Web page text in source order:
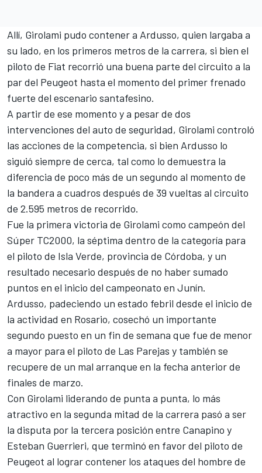
Allí, Girolami pudo contener a Ardusso, quien largaba a
su lado, en los primeros metros de la carrera, si bien el
piloto de Fiat recorrió una buena parte del circuito a la
par del Peugeot hasta el momento del primer frenado
fuerte del escenario santafesino.
A partir de ese momento y a pesar de dos
intervenciones del auto de seguridad, Girolami controló
las acciones de la competencia, si bien Ardusso lo
siguió siempre de cerca, tal como lo demuestra la
diferencia de poco más de un segundo al momento de
la bandera a cuadros después de 39 vueltas al circuito
de 2.595 metros de recorrido.
Fue la primera victoria de Girolami como campeón del
Súper TC2000, la séptima dentro de la categoría para
el piloto de Isla Verde, provincia de Córdoba, y un
resultado necesario después de no haber sumado
puntos en el inicio del campeonato en Junín.
Ardusso, padeciendo un estado febril desde el inicio de
la actividad en Rosario, cosechó un importante
segundo puesto en un fin de semana que fue de menor
a mayor para el piloto de Las Parejas y también se
recupere de un mal arranque en la fecha anterior de
finales de marzo.
Con Girolami liderando de punta a punta, lo más
atractivo en la segunda mitad de la carrera pasó a ser
la disputa por la tercera posición entre Canapino y
Esteban Guerrieri, que terminó en favor del piloto de
Peugeot al lograr contener los ataques del hombre de